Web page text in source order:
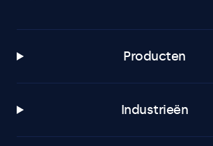
Producten
Industrieën